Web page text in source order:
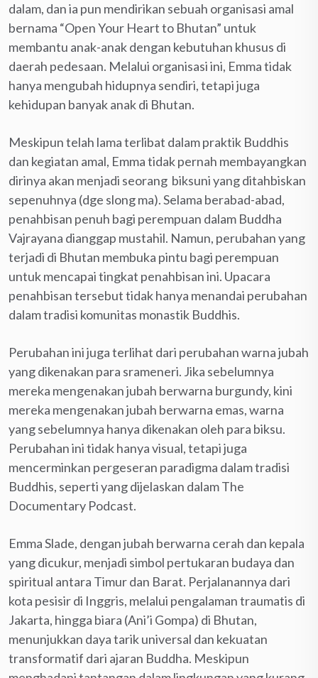
dalam, dan ia pun mendirikan sebuah organisasi amal
bernama “Open Your Heart to Bhutan” untuk
membantu anak-anak dengan kebutuhan khusus di
daerah pedesaan. Melalui organisasi ini, Emma tidak
hanya mengubah hidupnya sendiri, tetapi juga
kehidupan banyak anak di Bhutan.
Meskipun telah lama terlibat dalam praktik Buddhis
dan kegiatan amal, Emma tidak pernah membayangkan
dirinya akan menjadi seorang biksuni yang ditahbiskan
sepenuhnya (dge slong ma). Selama berabad-abad,
penahbisan penuh bagi perempuan dalam Buddha
Vajrayana dianggap mustahil. Namun, perubahan yang
terjadi di Bhutan membuka pintu bagi perempuan
untuk mencapai tingkat penahbisan ini. Upacara
penahbisan tersebut tidak hanya menandai perubahan
dalam tradisi komunitas monastik Buddhis.
Perubahan ini juga terlihat dari perubahan warna jubah
yang dikenakan para srameneri. Jika sebelumnya
mereka mengenakan jubah berwarna burgundy, kini
mereka mengenakan jubah berwarna emas, warna
yang sebelumnya hanya dikenakan oleh para biksu.
Perubahan ini tidak hanya visual, tetapi juga
mencerminkan pergeseran paradigma dalam tradisi
Buddhis, seperti yang dijelaskan dalam The
Documentary Podcast.
Emma Slade, dengan jubah berwarna cerah dan kepala
yang dicukur, menjadi simbol pertukaran budaya dan
spiritual antara Timur dan Barat. Perjalanannya dari
kota pesisir di Inggris, melalui pengalaman traumatis di
Jakarta, hingga biara (Ani’i Gompa) di Bhutan,
menunjukkan daya tarik universal dan kekuatan
transformatif dari ajaran Buddha. Meskipun